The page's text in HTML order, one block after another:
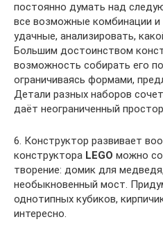
постоянно думать над
все возможные комбинации и
удачные, анализировать,
Большим достоинством
возможность собирать его
ограничиваясь формами,
Детали разных наборов
даёт неограниченный
6. Конструктор развивает
конструктора LEGO можно
творение: домик для
необыкновенный мост.
однотипных кубиков,
интересно.